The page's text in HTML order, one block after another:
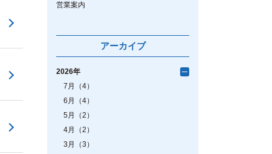
営業案内
アーカイブ
2026年
7月（4）
6月（4）
5月（2）
4月（2）
3月（3）